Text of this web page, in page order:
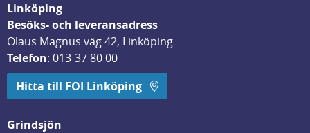
Linköping
Besöks- och leveransadress
Olaus Magnus väg 42, Linköping
Telefon: 013-37 80 00
Hitta till FOI Linköping
Grindsjön